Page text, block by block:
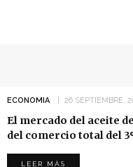
ECONOMIA 26 SEPTIEMBRE,
El mercado del aceite
del comercio total del
LEER MÁS